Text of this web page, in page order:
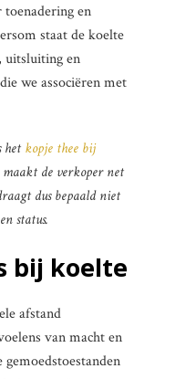
en
staat de koelte
uitsluiting en
we associëren met
het kopje thee bij
de verkoper net
dus bepaald niet
status.
bij koelte
afstand
van macht en